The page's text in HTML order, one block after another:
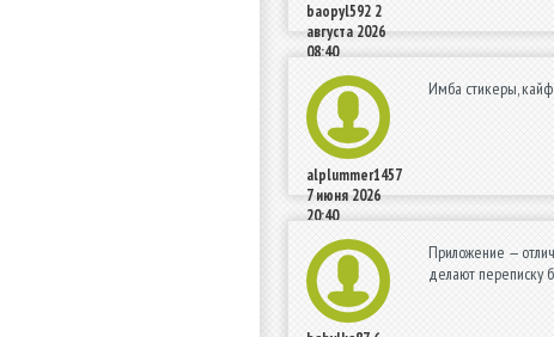
baopyl592 2
августа 2026
08:40
alplummer1457
7 июня 2026
20:40
Имба стикеры,
Приложение —
делают переписку